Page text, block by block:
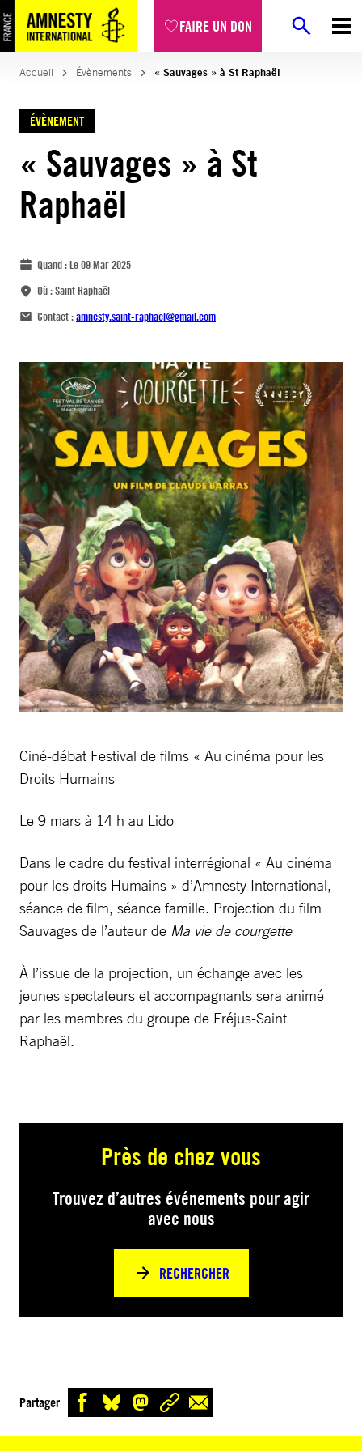
FAIRE UN DON
Accueil Évènements « Sauvages » à St Raphaël
ÉVÈNEMENT
« Sauvages » à St
Raphaël
Quand :Le 09 Mar 2025
Où :Saint Raphaël
Contact :amnesty.saint-raphael@gmail.com
Ciné-débat Festival de films « Au cinéma pour les
Droits Humains
Le 9 mars à 14 h au Lido
Dans le cadre du festival interrégional « Au cinéma
pour les droits Humains » d’Amnesty International,
séance de film, séance famille. Projection du film
Sauvages de l’auteur de Ma vie de courgette
À l’issue de la projection, un échange avec les
jeunes spectateurs et accompagnants sera animé
par les membres du groupe de Fréjus-Saint
Raphaël.
Près de chez vous
Trouvez d’autres événements pour agir
avec nous
RECHERCHER
Partager